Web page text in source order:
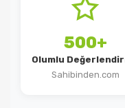
500+
Olumlu
Sahibinden.com